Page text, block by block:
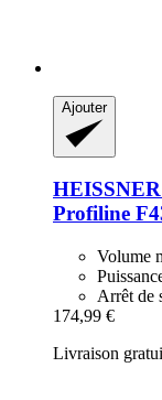
Ajouter
HEISSNER
Profiline
Volume
Arrêt de
174,99 €
Livraison